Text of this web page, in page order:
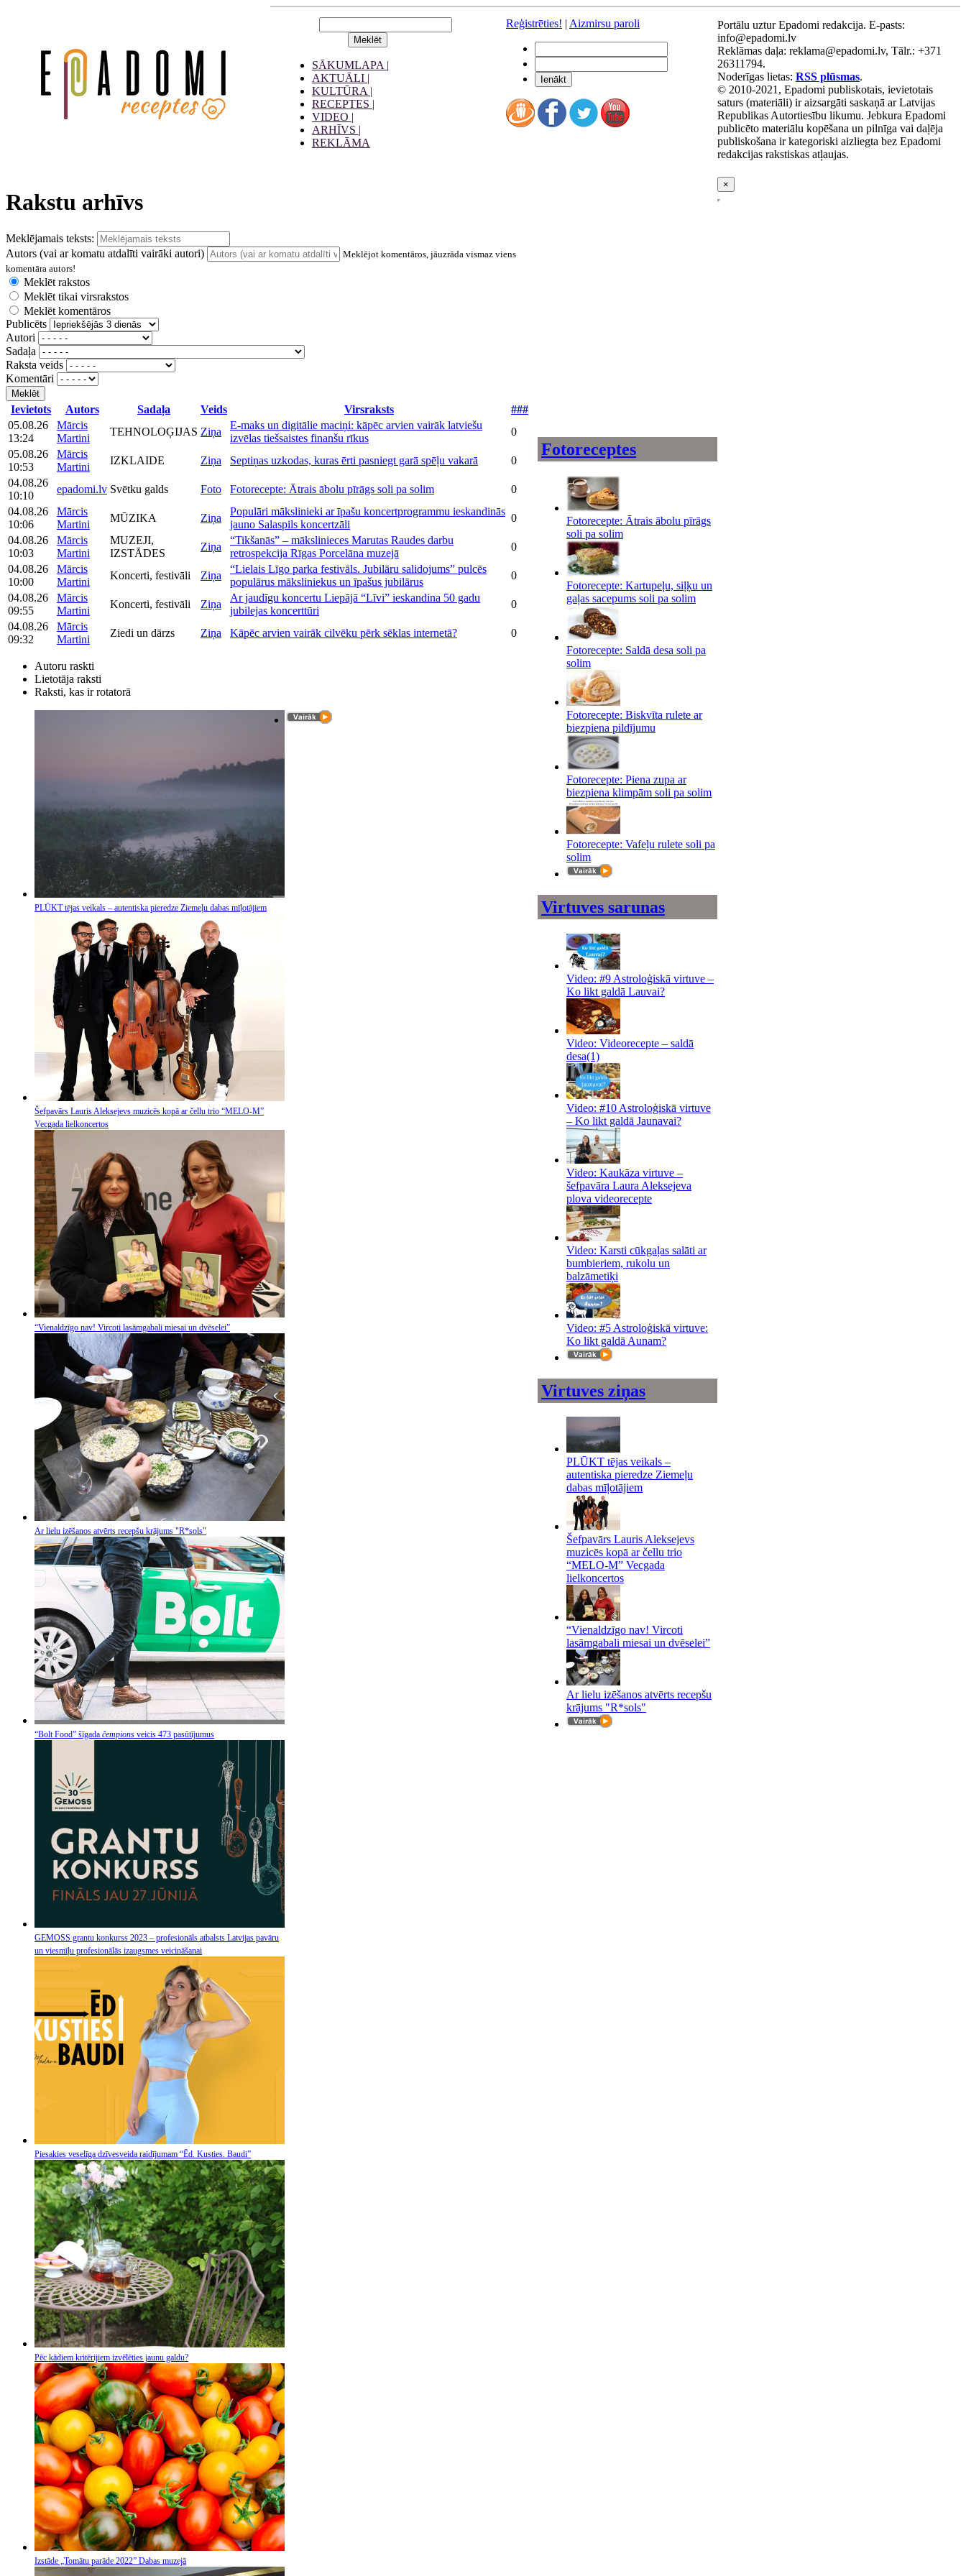
SĀKUMLAPA |
AKTUĀLI |
KULTŪRA |
RECEPTES |
VIDEO |
ARHĪVS |
REKLĀMA
Reģistrēties! | Aizmirsu paroli
Rakstu arhīvs
Meklējamais teksts:
Autors (vai ar komatu atdalīti vairāki autori)
Meklējot komentāros, jāuzrāda vismaz viens
komentāra autors!
Meklēt rakstos
Meklēt tikai virsrakstos
Meklēt komentāros
Publicēts
Autori
Sadaļa
Raksta veids
Komentāri
Meklēt
Ievietots Autors Sadaļa Veids Virsraksts
###
05.08.26
13:24
Mārcis
Martini
TEHNOLOĢIJAS Ziņa
E-maks un digitālie maciņi: kāpēc arvien vairāk latviešu
izvēlas tiešsaistes finanšu rīkus
0
05.08.26
10:53
Mārcis
Martini
IZKLAIDE Ziņa Septiņas uzkodas, kuras ērti pasniegt garā spēļu vakarā
0
04.08.26
10:10
epadomi.lv Svētku galds Foto Fotorecepte: Ātrais ābolu pīrāgs soli pa solim
0
04.08.26
10:06
Mārcis
Martini
MŪZIKA Ziņa
Populāri mākslinieki ar īpašu koncertprogrammu ieskandinās
jauno Salaspils koncertzāli
0
04.08.26
10:03
Mārcis
Martini
MUZEJI,
IZSTĀDES
Ziņa
“Tikšanās” – mākslinieces Marutas Raudes darbu
retrospekcija Rīgas Porcelāna muzejā
0
04.08.26
10:00
Mārcis
Martini
Koncerti, festivāli Ziņa
“Lielais Līgo parka festivāls. Jubilāru salidojums” pulcēs
populārus māksliniekus un īpašus jubilārus
0
04.08.26
09:55
Mārcis
Martini
Koncerti, festivāli Ziņa
Ar jaudīgu koncertu Liepājā “Līvi” ieskandina 50 gadu
jubilejas koncerttūri
0
04.08.26
09:32
Mārcis
Martini
Ziedi un dārzs Ziņa Kāpēc arvien vairāk cilvēku pērk sēklas internetā? 0
Autoru raskti
Lietotāja raksti
Raksti, kas ir rotatorā
PLŪKT tējas veikals – autentiska pieredze Ziemeļu dabas mīļotājiem
Šefpavārs Lauris Aleksejevs muzicēs kopā ar čellu trio “MELO-M”
Vecgada lielkoncertos
“Vienaldzīgo nav! Vircoti lasāmgabali miesai un dvēselei”
Ar lielu izēšanos atvērts recepšu krājums "R*sols"
“Bolt Food” šīgada čempions veicis 473 pasūtījumus
GEMOSS grantu konkurss 2023 – profesionāls atbalsts Latvijas pavāru
un viesmīļu profesionālās izaugsmes veicināšanai
Piesakies veselīga dzīvesveida raidījumam “Ēd. Kusties. Baudi”
Pēc kādiem kritērijiem izvēlēties jaunu galdu?
Izstāde „Tomātu parāde 2022” Dabas muzejā
Fotoreceptes
Fotorecepte: Ātrais ābolu pīrāgs
soli pa solim
Fotorecepte: Kartupeļu, siļķu un
gaļas sacepums soli pa solim
Fotorecepte: Saldā desa soli pa
solim
Fotorecepte: Biskvīta rulete ar
biezpiena pildījumu
Fotorecepte: Piena zupa ar
biezpiena klimpām soli pa solim
Fotorecepte: Vafeļu rulete soli pa
solim
Virtuves sarunas
Video: #9 Astroloģiskā virtuve –
Ko likt galdā Lauvai?
Video: Videorecepte – saldā
desa(1)
Video: #10 Astroloģiskā virtuve
– Ko likt galdā Jaunavai?
Video: Kaukāza virtuve –
šefpavāra Laura Aleksejeva
plova videorecepte
Video: Karsti cūkgaļas salāti ar
bumbieriem, rukolu un
balzāmetiķi
Video: #5 Astroloģiskā virtuve:
Ko likt galdā Aunam?
Virtuves ziņas
PLŪKT tējas veikals –
autentiska pieredze Ziemeļu
dabas mīļotājiem
Šefpavārs Lauris Aleksejevs
muzicēs kopā ar čellu trio
“MELO-M” Vecgada
lielkoncertos
“Vienaldzīgo nav! Vircoti
lasāmgabali miesai un dvēselei”
Ar lielu izēšanos atvērts recepšu
krājums "R*sols"
Portālu uztur Epadomi redakcija. E-pasts:
info@epadomi.lv
Reklāmas daļa: reklama@epadomi.lv, Tālr.: +371
26311794.
Noderīgas lietas: RSS plūsmas.
© 2010-2021, Epadomi publiskotais, ievietotais
saturs (materiāli) ir aizsargāti saskaņā ar Latvijas
Republikas Autortiesību likumu. Jebkura Epadomi
publicēto materiālu kopēšana un pilnīga vai daļēja
publiskošana ir kategoriski aizliegta bez Epadomi
redakcijas rakstiskas atļaujas.
×